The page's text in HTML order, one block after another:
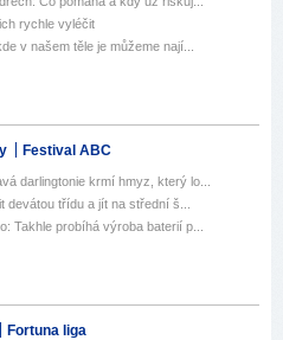
rychle vyléčit
v našem těle je můžeme nají...
Festival ABC
darlingtonie krmí hmyz, který lo...
třídu a jít na střední š...
Takhle probíhá výroba baterií p...
Fortuna liga